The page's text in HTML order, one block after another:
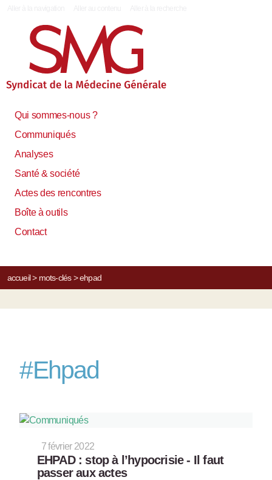
Qui sommes-nous ?
Communiqués
Analyses
Santé & société
Actes des rencontres
Boîte à outils
Contact
accueil> mots-clés> ehpad
#Ehpad
7 février 2022
EHPAD : stop à l’hypocrisie - Il faut
passer aux actes